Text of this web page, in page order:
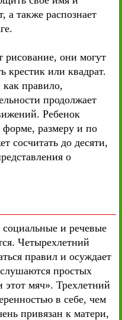
а также распознает
рисование, они могут
крестик или квадрат.
правило,
продолжает
Ребенок
форме, размеру и по
сосчитать до десяти,
о
социальные и речевые
Четырехлетний
правил и осуждает
простых
мяч». Трехлетний
в себе, чем
привязан к матери,